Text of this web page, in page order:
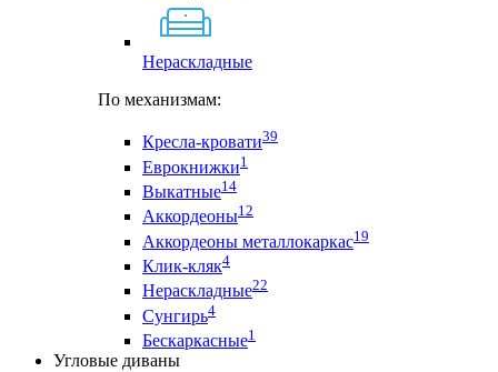
Нераскладные
По механизмам:
Кресла-кровати39
Еврокнижки1
Выкатные14
Аккордеоны12
Аккордеоны металлокаркас19
Клик-кляк4
Нераскладные22
Сунгирь4
Бескаркасные1
Угловые диваны